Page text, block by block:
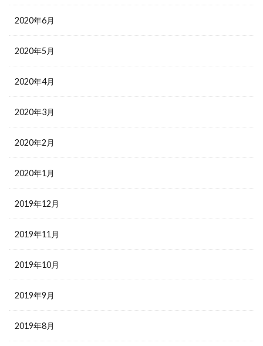
2020年6月
2020年5月
2020年4月
2020年3月
2020年2月
2020年1月
2019年12月
2019年11月
2019年10月
2019年9月
2019年8月